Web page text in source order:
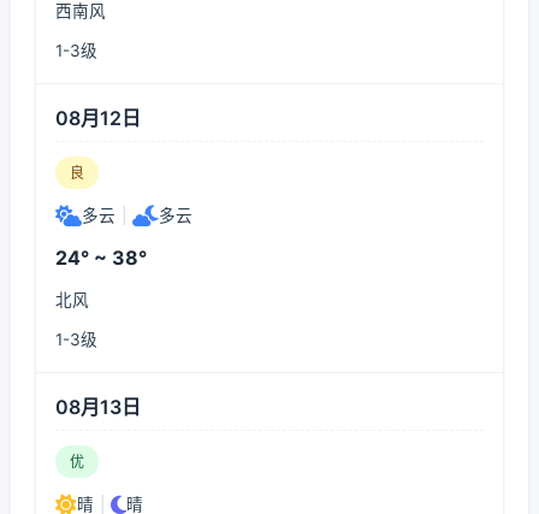
西南风
1-3级
08月12日
良
多云 多云
24° ~ 38°
北风
1-3级
08月13日
优
晴 晴